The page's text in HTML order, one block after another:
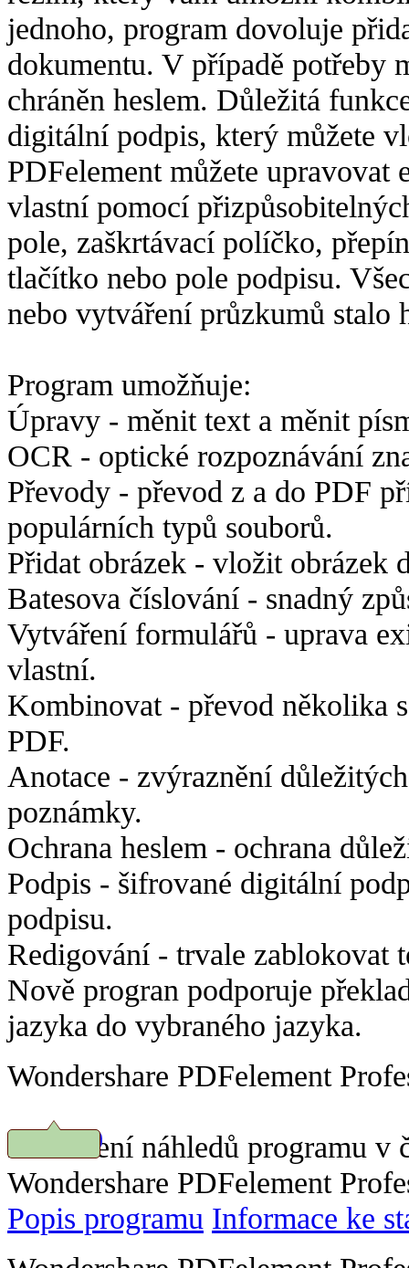
jednoho, program dovoluje
dokumentu. V případě potřeby
chráněn heslem. Důležitá
digitální podpis, který můžete
PDFelement můžete
vlastní pomocí
pole, zaškrtávací políčko,
tlačítko nebo pole podpisu.
nebo vytváření průzkumů stalo
Program umožňuje:
Úpravy - měnit text a měnit
OCR - optické rozpoznávání
Převody - převod z a do PDF
populárních typů souborů.
Přidat obrázek - vložit obrázek
Batesova číslování - snadný
Vytváření formulářů - uprava
vlastní.
Kombinovat - převod několika
PDF.
Anotace - zvýraznění
poznámky.
Ochrana heslem - ochrana
Podpis - šifrované digitální
podpisu.
Redigování - trvale zablokovat
Nově progran podporuje
jazyka do vybraného jazyka.
Wondershare PDFelement
Prohlížení náhledů programu v
Wondershare PDFelement
Popis programu Informace ke